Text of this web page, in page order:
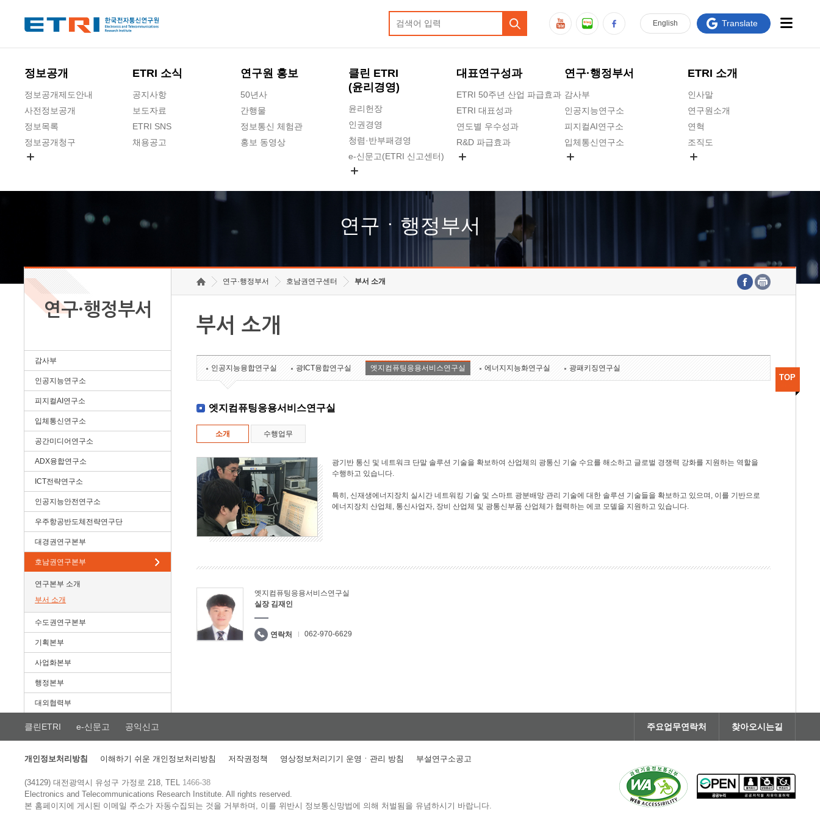
정보공개
정보공개제도안내
사전정보공개
정보목록
정보공개청구
ETRI 소식
공지사항
보도자료
ETRI SNS
채용공고
연구원 홍보
50년사
간행물
정보통신 체험관
홍보 동영상
클린 ETRI
(윤리경영)
윤리헌장
인권경영
청렴·반부패경영
e-신문고(ETRI 신고센터)
고객의소리
수의계약 현황
대표연구성과
ETRI 50주년 산업 파급효과
ETRI 대표성과
연도별 우수성과
R&D 파급효과
연구·행정부서
감사부
인공지능연구소
피지컬AI연구소
입체통신연구소
호남권연구본부
기획본부
ETRI 소개
인사말
연구원소개
연혁
조직도
연구원 고객헌장
주요업무연락처
English Translate
연구ㆍ행정부서
연구·행정부서
감사부
인공지능연구소
피지컬AI연구소
입체통신연구소
공간미디어연구소
ADX융합연구소
ICT전략연구소
인공지능안전연구소
우주항공반도체전략연구단
대경권연구본부
호남권연구본부
연구본부 소개
부서 소개
수도권연구본부
기획본부
사업화본부
행정본부
대외협력부
연구·행정부서 호남권연구센터 부서 소개
부서 소개
인공지능융합연구실 광ICT융합연구실 엣지컴퓨팅응용서비스연구실 에너지지능화연구실 광패키징연구실
엣지컴퓨팅응용서비스연구실
소개 수행업무
광기반 통신 및 네트워크 단말 솔루션 기술을 확보하여 산업체의 광통신 기술 수요를 해소하고 글로벌 경쟁력 강화를 지원하는 역할을
수행하고 있습니다.
특히, 신재생에너지장치 실시간 네트워킹 기술 및 스마트 광분배망 관리 기술에 대한 솔루션 기술들을 확보하고 있으며, 이를 기반으로
에너지장치 산업체, 통신사업자, 장비 산업체 및 광통신부품 산업체가 협력하는 에코 모델을 지원하고 있습니다.
엣지컴퓨팅응용서비스연구실
실장 김재인
연락처 062-970-6629
TOP
클린ETRI e-신문고 공익신고 주요업무연락처 찾아오시는길
개인정보처리방침 이해하기 쉬운 개인정보처리방침 저작권정책 영상정보처리기기 운영ㆍ관리 방침 부설연구소공고
(34129) 대전광역시 유성구 가정로 218, TEL 1466-38
Electronics and Telecommunications Research Institute.All rights reserved.
본 홈페이지에 게시된 이메일 주소가 자동수집되는 것을 거부하며, 이를 위반시 정보통신망법에 의해 처벌됨을 유념하시기 바랍니다.